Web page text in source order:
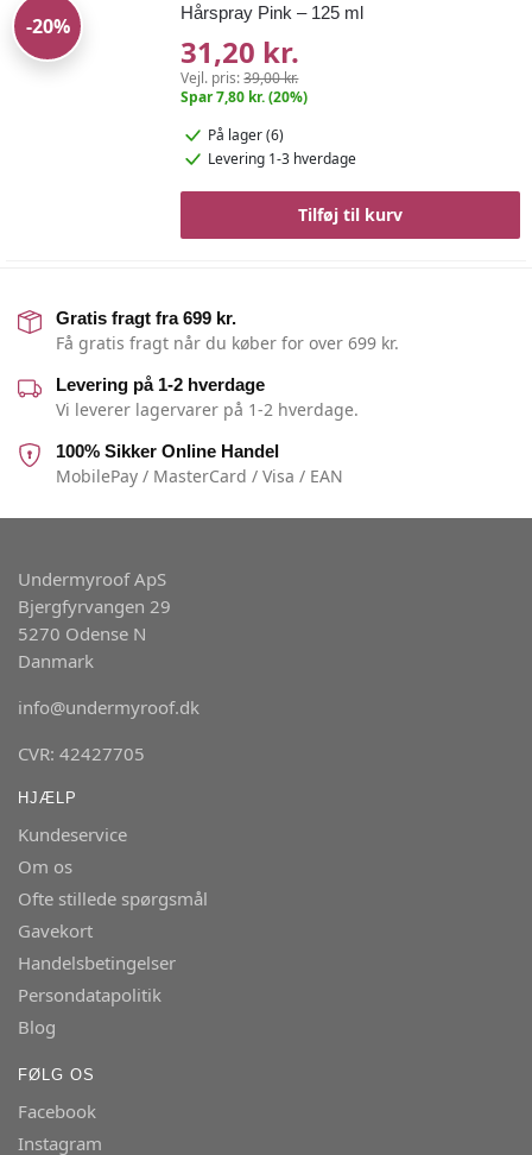
-20%
Hårspray Pink – 125 ml
31,20 kr.
Vejl. pris:39,00 kr.
Spar 7,80 kr. (20%)
På lager (6)
Levering 1-3 hverdage
Tilføj til kurv
Gratis fragt fra 699 kr.
Få gratis fragt når du køber for over 699 kr.
Levering på 1-2 hverdage
Vi leverer lagervarer på 1-2 hverdage.
100% Sikker Online Handel
MobilePay / MasterCard / Visa / EAN
Undermyroof ApS
Bjergfyrvangen 29
5270 Odense N
Danmark
info@undermyroof.dk
CVR: 42427705
HJÆLP
Kundeservice
Om os
Ofte stillede spørgsmål
Gavekort
Handelsbetingelser
Persondatapolitik
Blog
FØLG OS
Facebook
Instagram